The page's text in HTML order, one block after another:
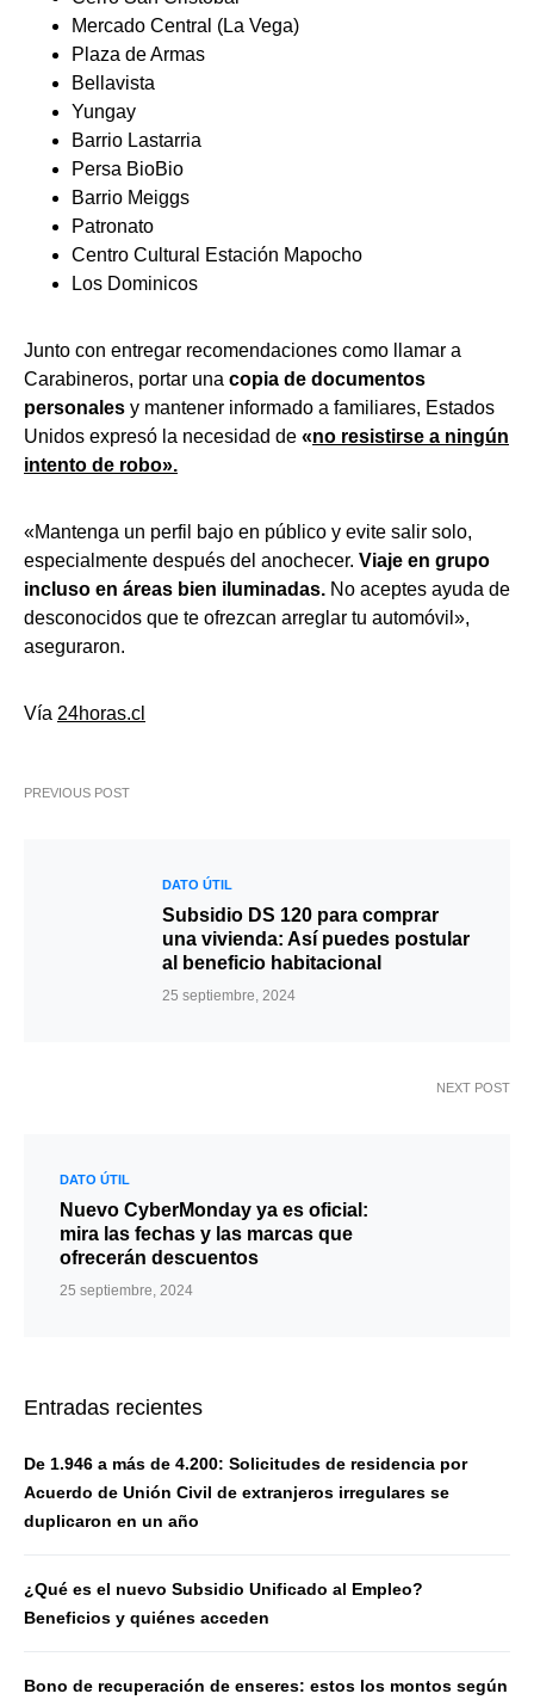
Mercado Central (La Vega)
Plaza de Armas
Bellavista
Yungay
Barrio Lastarria
Persa BioBio
Barrio Meiggs
Patronato
Centro Cultural Estación Mapocho
Los Dominicos
Junto con entregar recomendaciones como llamar a
Carabineros, portar una copia de documentos
personales y mantener informado a familiares, Estados
Unidos expresó la necesidad de «no resistirse a ningún
intento de robo».
«Mantenga un perfil bajo en público y evite salir solo,
especialmente después del anochecer. Viaje en grupo
incluso en áreas bien iluminadas. No aceptes ayuda de
desconocidos que te ofrezcan arreglar tu automóvil»,
aseguraron.
Vía 24horas.cl
PREVIOUS POST
DATO ÚTIL
Subsidio DS 120 para comprar
una vivienda: Así puedes postular
al beneficio habitacional
25 septiembre, 2024
NEXT POST
DATO ÚTIL
Nuevo CyberMonday ya es oficial:
mira las fechas y las marcas que
ofrecerán descuentos
25 septiembre, 2024
Entradas recientes
De 1.946 a más de 4.200: Solicitudes de residencia por
Acuerdo de Unión Civil de extranjeros irregulares se
duplicaron en un año
¿Qué es el nuevo Subsidio Unificado al Empleo?
Beneficios y quiénes acceden
Bono de recuperación de enseres: estos los montos según